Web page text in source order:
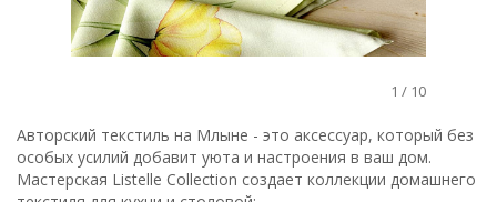
1 / 10
Авторский текстиль на Млыне - это аксессуар, который без
особых усилий добавит уюта и настроения в ваш дом.
Мастерская Listelle Сollection создает коллекции домашнего